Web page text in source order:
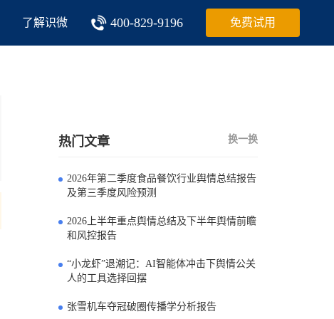
了解识微 400-829-9196 免费试用
热门文章 换一换
2026年第二季度食品餐饮行业舆情总结报告
及第三季度风险预测
2026上半年重点舆情总结及下半年舆情前瞻
和风控报告
“小龙虾”退潮记：AI智能体冲击下舆情公关
人的工具选择回摆
张雪机车夺冠破圈传播学分析报告